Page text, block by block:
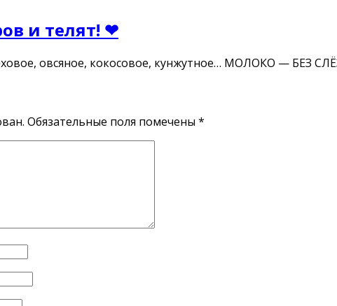
и телят! ❤
овсяное, кокосовое, кунжутное… МОЛОКО — БЕЗ
Обязательные поля помечены *